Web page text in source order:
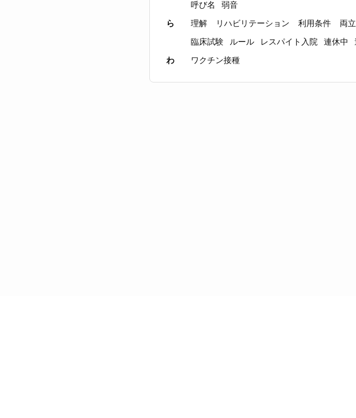
呼び名 弱音
ら 理解 リハビリテーション 利用条件 両立
臨床試験 ルール レスパイト入院 連休中
わ ワクチン接種